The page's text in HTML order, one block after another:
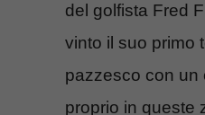
del golfista Fred
vinto il suo primo
pazzesco con un
proprio in queste